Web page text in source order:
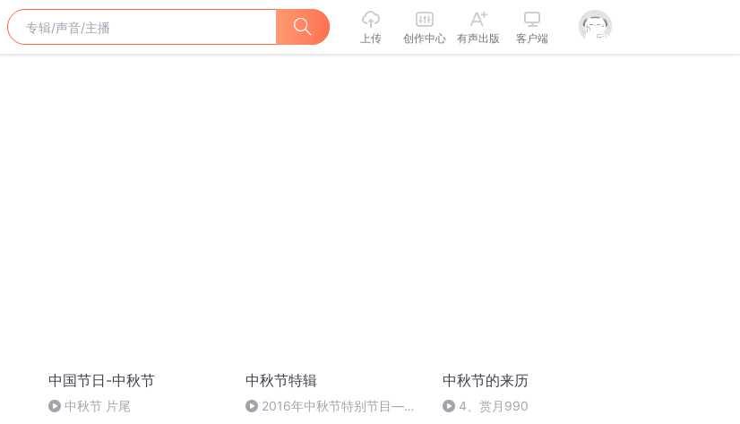
上传 创作中心 有声出版 客户端
中国节日-中秋节
中秋节 片尾
中秋节特辑
2016年中秋节特别节目—夏
中秋节的来历
4、赏月990